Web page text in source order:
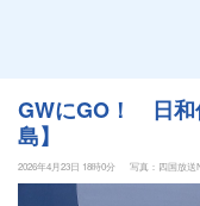
GWにGO！ 日和
島】
2026年4月23日 18時0分 写真：四国放送